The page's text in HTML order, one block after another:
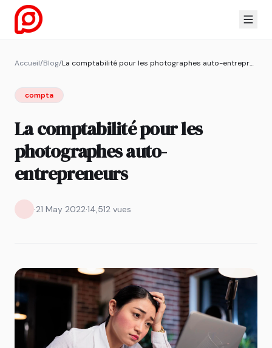
Accueil/Blog/ La comptabilité pour les photographes auto-entrepreneurs
compta
La comptabilité pour les
photographes auto-
entrepreneurs
·21 May 2022·14,512 vues